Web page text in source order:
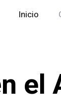
Inicio
el